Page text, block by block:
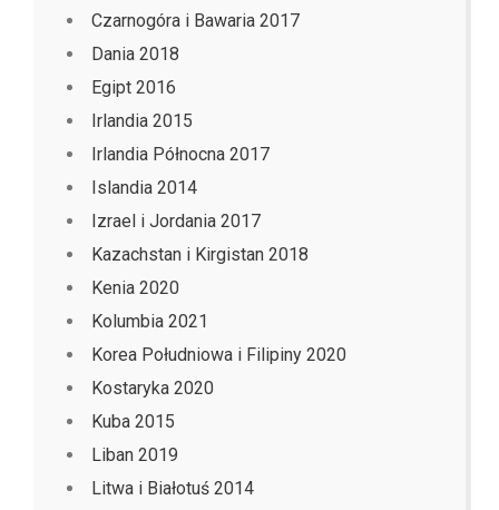
Czarnogóra i Bawaria 2017
Dania 2018
Egipt 2016
Irlandia 2015
Irlandia Północna 2017
Islandia 2014
Izrael i Jordania 2017
Kazachstan i Kirgistan 2018
Kenia 2020
Kolumbia 2021
Korea Południowa i Filipiny 2020
Kostaryka 2020
Kuba 2015
Liban 2019
Litwa i Białotuś 2014